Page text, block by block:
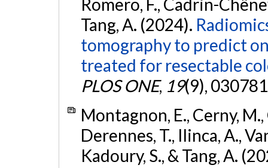
Tang, A. (2024).
tomography to predict
treated for resectable
PLOS ONE, 19(9),
Montagnon, E., Cerny,
Derennes, T., Ilinca, A.,
Kadoury, S., & Tang, A.